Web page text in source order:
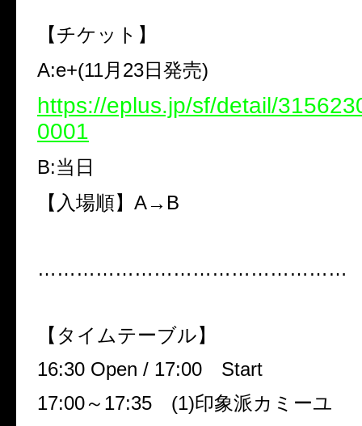
【チケット】
A:e+(11月 23日発売)
https://eplus.jp/sf/detail/
0001
B:当日
【入場順】 A→B
…………………………………………
【タイムテーブル】
16:30 Open / 17:00
Start
17:00～ 17:35 (1)印象派カミーユ